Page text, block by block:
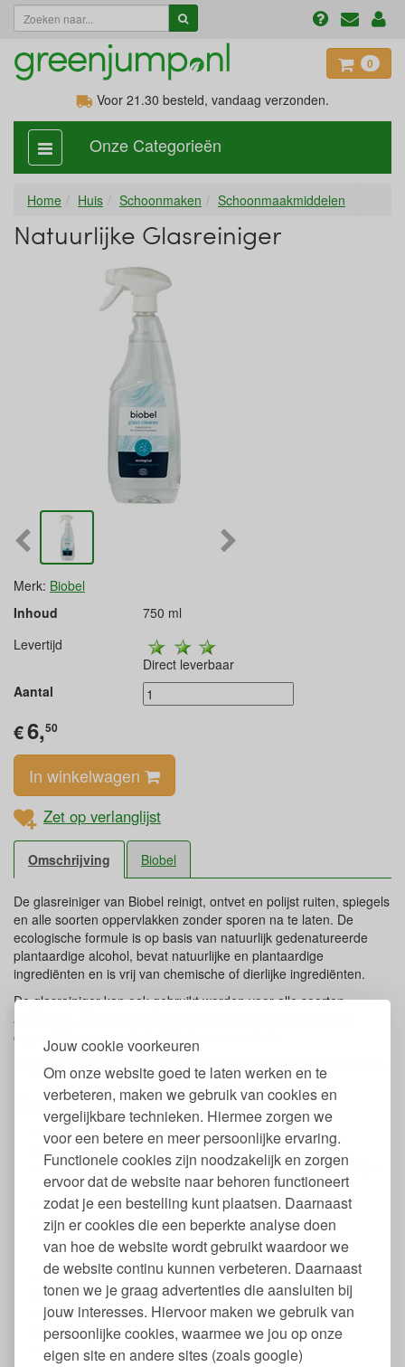
Jouw cookie voorkeuren
Om onze website goed te laten werken en te
verbeteren, maken we gebruik van cookies en
vergelijkbare technieken. Hiermee zorgen we
voor een betere en meer persoonlijke ervaring.
Functionele cookies zijn noodzakelijk en zorgen
ervoor dat de website naar behoren functioneert
zodat je een bestelling kunt plaatsen. Daarnaast
zijn er cookies die een beperkte analyse doen
van hoe de website wordt gebruikt waardoor we
de website continu kunnen verbeteren. Daarnaast
tonen we je graag advertenties die aansluiten bij
jouw interesses. Hiervoor maken we gebruik van
persoonlijke cookies, waarmee we jou op onze
eigen site en andere sites (zoals google)
0
Voor 21.30 besteld, vandaag verzonden.
categorie
aan,
Onze Categorieën
Home Huis Schoonmaken Schoonmaakmiddelen
Natuurlijke Glasreiniger
Merk: Biobel
Inhoud
750 ml
Levertijd
Direct leverbaar
Aantal
€6,50
In winkelwagen
Zet op verlanglijst
Omschrijving Biobel
De glasreiniger van Biobel reinigt, ontvet en polijst ruiten, spiegels
en alle soorten oppervlakken zonder sporen na te laten. De
ecologische formule is op basis van natuurlijk gedenatureerde
plantaardige alcohol, bevat natuurlijke en plantaardige
ingrediënten en is vrij van chemische of dierlijke ingrediënten.
De glasreiniger kan ook gebruikt worden voor alle soorten
afwasbare, waterbestendige, geëmailleerde of porseleinen
oppervlakken, evenals het interieur van auto's.
De glasspray is biologisch afbreekbaar en Ecocert gecertificeerd.
Eigenschappen Glasreiniger Biobel
Inhoud: 750 ml
Geschikt voor glas en spiegel
100% Plantaardig, geproduceerd uit duurzame natuurlijke
hulpbronnen
Ongeparfurmeerd
Vrij van enzymen, palmolie, synthetische
conserveermiddelen zoals BHT of Kathon en
petrochemische stoffen
Ecologisch geproduceerd in Spanje
Vegan
Biologisch afbreekbaar
Verpakking is 100% recyclebaar
Ecocert gecertificeerd